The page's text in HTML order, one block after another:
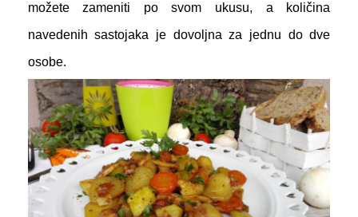
možete zameniti po svom ukusu, a količina
navedenih sastojaka je dovoljna za jednu do dve
osobe.